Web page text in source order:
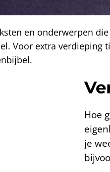
en onderwerpen
Voor extra verdieping
Hoe
je